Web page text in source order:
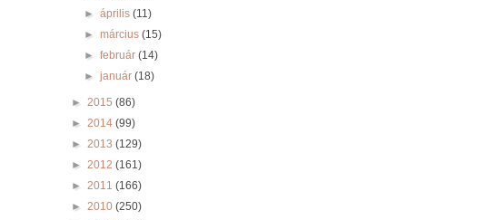
►április(11)
►március(15)
►február(14)
►január(18)
► 2015 (86)
► 2014 (99)
► 2013 (129)
► 2012 (161)
► 2011 (166)
► 2010 (250)